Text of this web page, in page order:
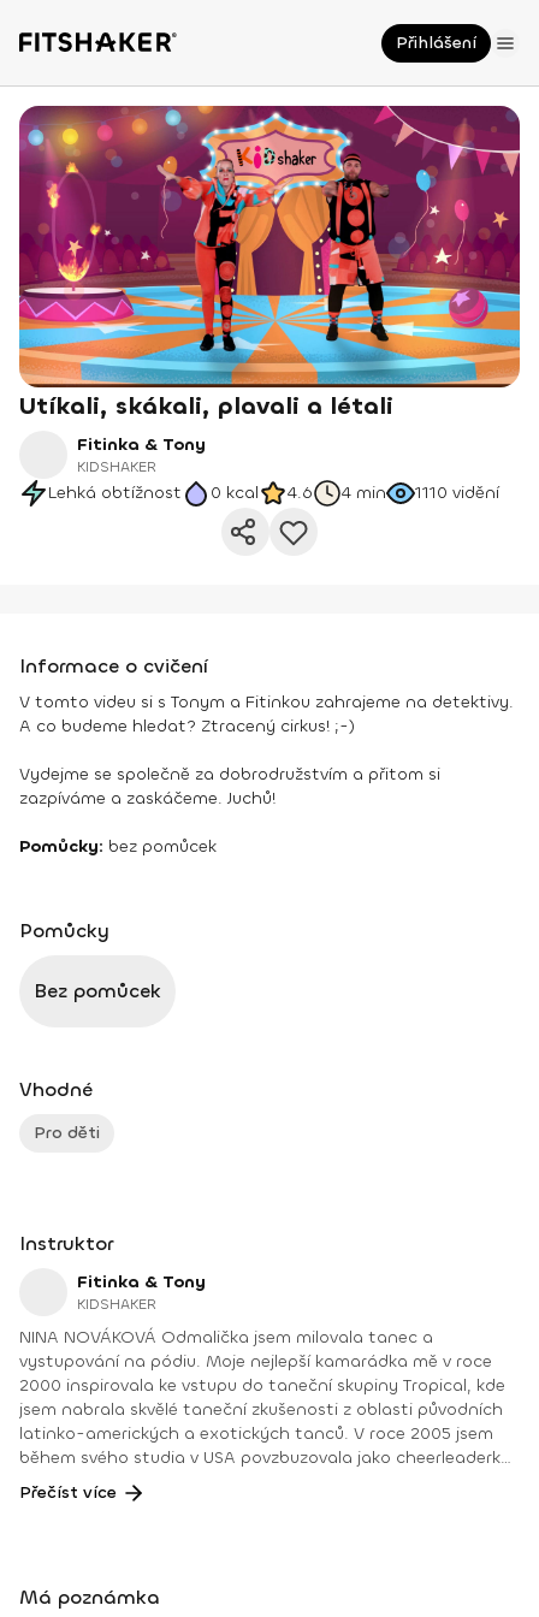
Přihlášení
Utíkali, skákali, plavali a létali
Fitinka & Tony
KIDSHAKER
Lehká obtížnost 0 kcal 4.6 4 min 1110 vidění
Informace o cvičení
V tomto videu si s Tonym a Fitinkou zahrajeme na detektivy.
A co budeme hledat? Ztracený cirkus! ;-)
Vydejme se společně za dobrodružstvím a přitom si
zazpíváme a zaskáčeme. Juchů!
Pomůcky: bez pomůcek
Pomůcky
Bez pomůcek
Vhodné
Pro děti
Instruktor
Fitinka & Tony
KIDSHAKER
NINA NOVÁKOVÁ Odmalička jsem milovala tanec a
vystupování na pódiu. Moje nejlepší kamarádka mě v roce
2000 inspirovala ke vstupu do taneční skupiny Tropical, kde
jsem nabrala skvělé taneční zkušenosti z oblasti původních
latinko-amerických a exotických tanců. V roce 2005 jsem
během svého studia v USA povzbuzovala jako cheerleaderka
a takto jsem postupně nabírala různé zkušenosti v oblasti
tance a sportu. V roce 2010 jsem se stala certifikovanou
manžela Mária, věděla jsem, že jeho energie mi je blízká ☺ a
Přečíst více
Má poznámka